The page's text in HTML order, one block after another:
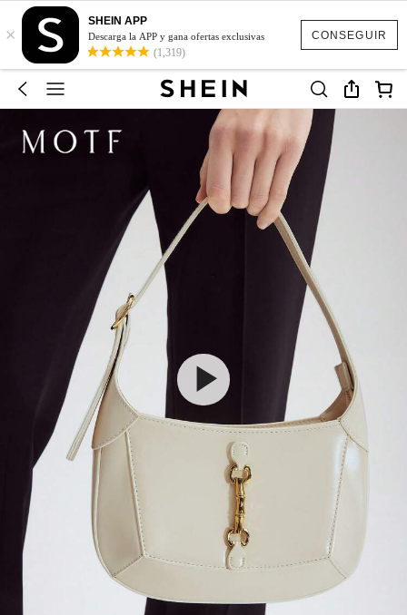
CONSEGUIR
×
SHEIN APP
Descarga la APP y gana ofertas exclusivas
(1,319)